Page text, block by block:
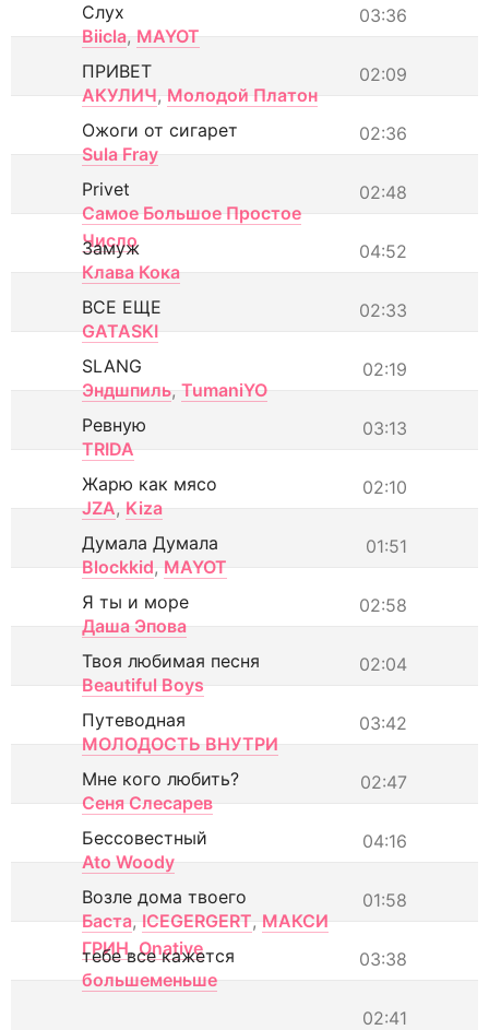
03:36
Слух
Biicla, MAYOT
02:09
ПРИВЕТ
АКУЛИЧ, Молодой Платон
02:36
Ожоги от сигарет
Sula Fray
02:48
Privet
Самое Большое Простое
Число
04:52
Замуж
Клава Кока
02:33
ВСЕ ЕЩЕ
GATASKI
02:19
SLANG
Эндшпиль, TumaniYO
03:13
Ревную
TRIDA
02:10
Жарю как мясо
JZA, Kiza
01:51
Думала Думала
Blockkid, MAYOT
02:58
Я ты и море
Даша Эпова
02:04
Твоя любимая песня
Beautiful Boys
03:42
Путеводная
МОЛОДОСТЬ ВНУТРИ
02:47
Мне кого любить?
Сеня Слесарев
04:16
Бессовестный
Ato Woody
01:58
Возле дома твоего
Баста, ICEGERGERT, МАКСИ
ГРИН, Onative 03:38
тебе все кажется
большеменьше
02:41